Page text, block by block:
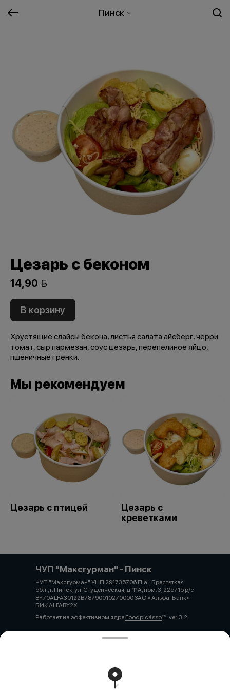
Пинск
Цезарь с беконом
14,90 
В корзину
Хрустящие слайсы бекона, листья салата айсберг, черри
томат, сыр пармезан, соус цезарь, перепелиное яйцо,
пшеничные гренки.
Мы рекомендуем
Цезарь с птицей
Цезарь с
креветками
ЧУП "Максгурман" - Пинск
ЧУП "Максгурман" УНП 291735706 П.а.: Брествткая
обл., г. Пинск, ул. Студенческая, д. 11А, пом. 3, 225715 р/с
BY70ALFA30122B78790010270000 ЗАО «Альфа-Банк»
БИК ALFABY2X
Работает на эффективном ядре Foodpicássover. 3.2
Политика конфиденциальности